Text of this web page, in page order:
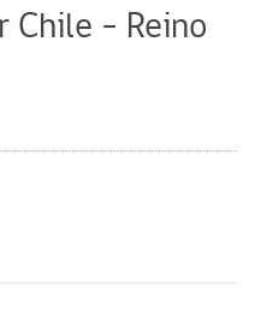
Chile – Reino